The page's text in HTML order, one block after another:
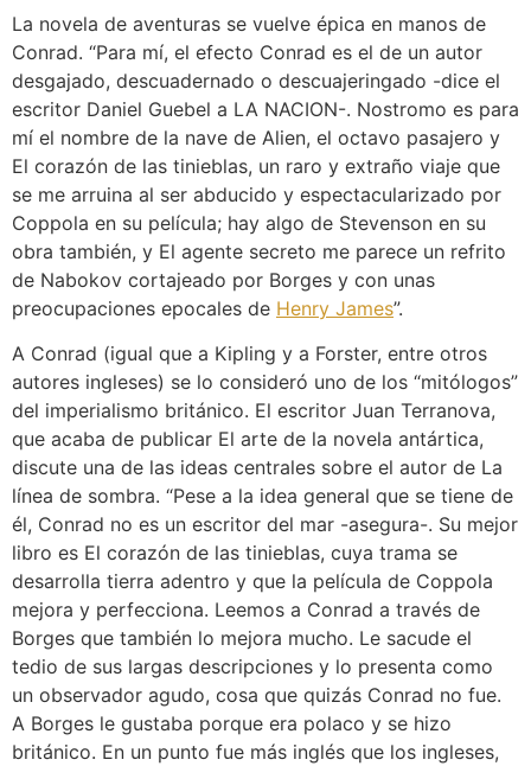
La novela de aventuras se vuelve épica en manos de
Conrad. “Para mí, el efecto Conrad es el de un autor
desgajado, descuadernado o descuajeringado -dice el
escritor Daniel Guebel a LA NACION-. Nostromo es para
mí el nombre de la nave de Alien, el octavo pasajero y
El corazón de las tinieblas, un raro y extraño viaje que
se me arruina al ser abducido y espectacularizado por
Coppola en su película; hay algo de Stevenson en su
obra también, y El agente secreto me parece un refrito
de Nabokov cortajeado por Borges y con unas
preocupaciones epocales de Henry James”.
A Conrad (igual que a Kipling y a Forster, entre otros
autores ingleses) se lo consideró uno de los “mitólogos”
del imperialismo británico. El escritor Juan Terranova,
que acaba de publicar El arte de la novela antártica,
discute una de las ideas centrales sobre el autor de La
línea de sombra. “Pese a la idea general que se tiene de
él, Conrad no es un escritor del mar -asegura-. Su mejor
libro es El corazón de las tinieblas, cuya trama se
desarrolla tierra adentro y que la película de Coppola
mejora y perfecciona. Leemos a Conrad a través de
Borges que también lo mejora mucho. Le sacude el
tedio de sus largas descripciones y lo presenta como
un observador agudo, cosa que quizás Conrad no fue.
A Borges le gustaba porque era polaco y se hizo
británico. En un punto fue más inglés que los ingleses,